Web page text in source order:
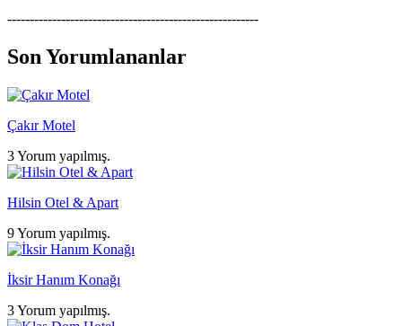
--------------------------------------------------------
Son Yorumlananlar
Çakır Motel
3 Yorum yapılmış.
Hilsin Otel & Apart
9 Yorum yapılmış.
İksir Hanım Konağı
3 Yorum yapılmış.